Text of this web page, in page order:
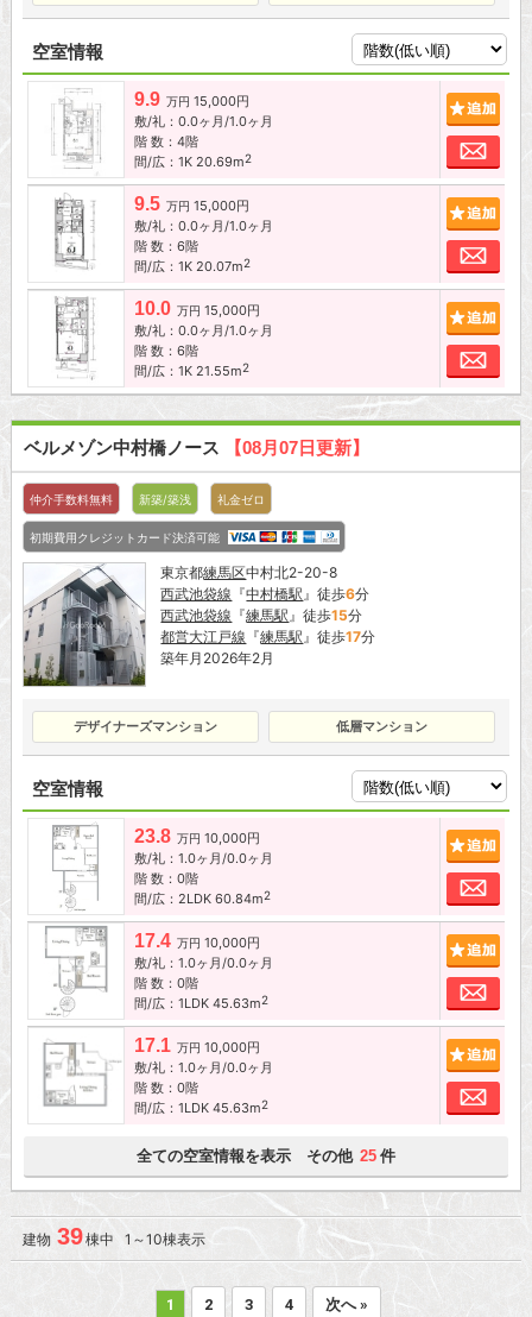
空室情報
9.9 万円 15,000円
敷/礼：0.0ヶ月/1.0ヶ月
階 数：4階
間/広：1K 20.69m2
お
9.5 万円 15,000円
敷/礼：0.0ヶ月/1.0ヶ月
階 数：6階
間/広：1K 20.07m2
お
10.0 万円 15,000円
敷/礼：0.0ヶ月/1.0ヶ月
階 数：6階
間/広：1K 21.55m2
お
ベルメゾン中村橋ノース 【08月07日更新】
仲介手数料無料 新築/築浅 礼金ゼロ
初期費用クレジットカード決済可能
東京都練馬区中村北2-20-8
西武池袋線 『中村橋駅』徒歩6分
西武池袋線 『練馬駅』徒歩15分
都営大江戸線 『練馬駅』徒歩17分
築年月2026年2月
デザイナーズマンション 低層マンション
空室情報
23.8 万円 10,000円
敷/礼：1.0ヶ月/0.0ヶ月
階 数：0階
間/広：2LDK 60.84m2
お
17.4 万円 10,000円
敷/礼：1.0ヶ月/0.0ヶ月
階 数：0階
間/広：1LDK 45.63m2
お
17.1 万円 10,000円
敷/礼：1.0ヶ月/0.0ヶ月
階 数：0階
間/広：1LDK 45.63m2
お
全ての空室情報を表示 その他 25 件
建物 39棟中 1～10棟表示
1 2 3 4 次へ »